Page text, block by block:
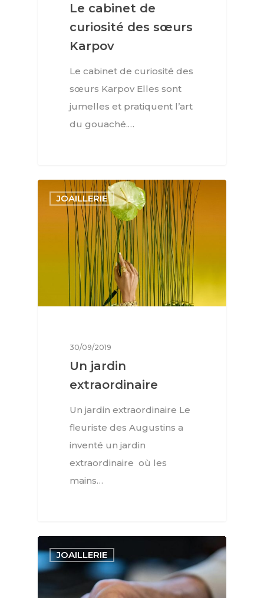
Le cabinet de
curiosité des sœurs
Karpov
Le cabinet de curiosité des
sœurs Karpov Elles sont
jumelles et pratiquent l’art
du gouaché.…
JOAILLERIE
30/09/2019
Un jardin
extraordinaire
Un jardin extraordinaire Le
fleuriste des Augustins a
inventé un jardin
extraordinaire où les
mains…
JOAILLERIE